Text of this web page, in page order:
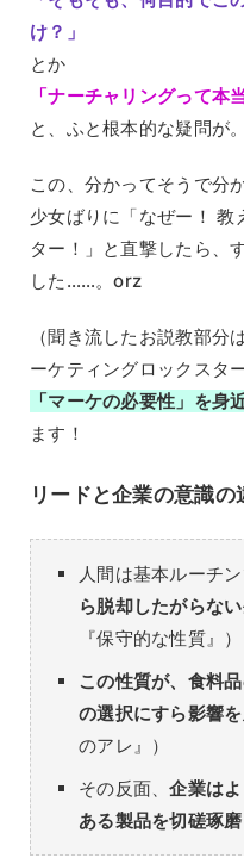
け？」
とか
「ナーチャリングって本
と、ふと根本的な疑問が。
この、分かってそうで分
少女ばりに「なぜー！ 教
ター！」と直撃したら、
した……。orz
（聞き流したお説教部
ーケティングロックスタ
「マーケの必要性」を身
ます！
リードと企業の意識の
人間は基本ルーチ
ら脱却したがらな
『保守的な性質』）
この性質が、食料
の選択にすら影響
のアレ』）
その反面、企業は
ある製品を切磋琢